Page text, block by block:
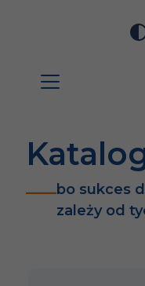
bo sukces
zależy od